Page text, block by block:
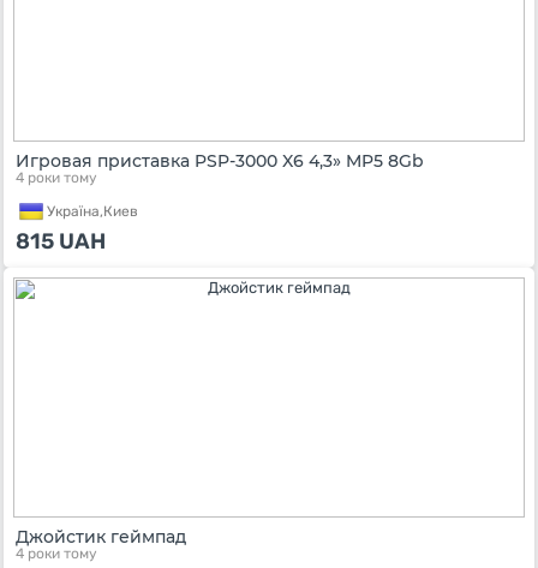
Игровая приставка PSP-3000 X6 4,3» MP5 8Gb
4 роки тому
Україна,Киев
815 UAH
Джойстик геймпад
4 роки тому